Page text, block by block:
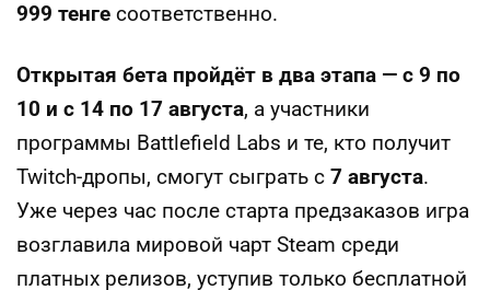
999 тенге соответственно.
Открытая бета пройдёт в два этапа — с 9 по
10 и с 14 по 17 августа, а участники
программы Battlefield Labs и те, кто получит
Twitch-дропы, смогут сыграть с 7 августа.
Уже через час после старта предзаказов игра
возглавила мировой чарт Steam среди
платных релизов, уступив только бесплатной